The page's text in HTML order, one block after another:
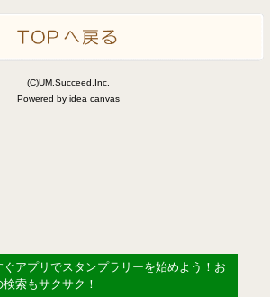
(C)UM.Succeed,Inc.
Powered by idea canvas
ぐアプリでスタンプラリーを始めよう！お
検索もサクサク！